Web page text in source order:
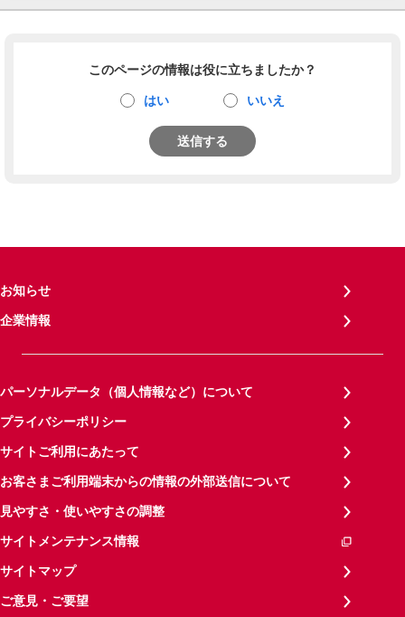
このページの情報は役に立ちましたか？
はい いいえ
送信する
お知らせ
企業情報
パーソナルデータ（個人情報など）について
プライバシーポリシー
サイトご利用にあたって
お客さまご利用端末からの情報の外部送信について
見やすさ・使いやすさの調整
サイトメンテナンス情報
サイトマップ
ご意見・ご要望